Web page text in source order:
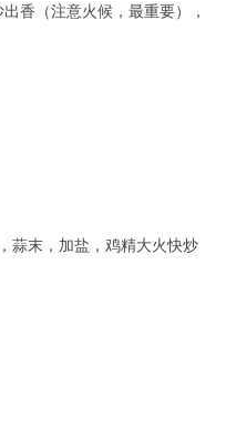
香（注意火候，最重要），
蒜末，加盐，鸡精大火快炒